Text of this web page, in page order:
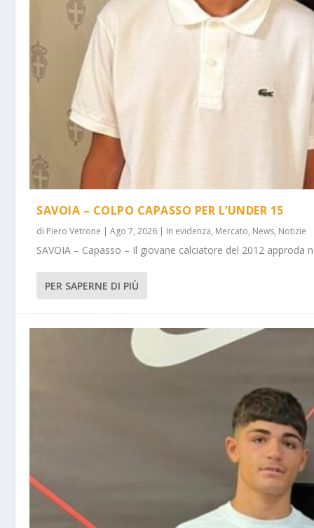
SAVOIA – COLPO CAPASSO PER L’UNDER 15
di Piero Vetrone |Ago 7, 2026 | In evidenza, Mercato, News, Notizie
SAVOIA – Capasso – Il giovane calciatore del 2012 approda
PER SAPERNE DI PIÙ